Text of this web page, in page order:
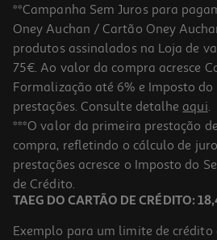
Figura Minix One Piece Zoro Roronoa -
14.99 €/un
14,99 €
**Campanha Sem Juros para
Oney Auchan / Cartão Oney
produtos assinalados na Loja de
75€. Ao valor da compra acresce
Formalização até 6% e Imposto
prestações. Consulte detalhe aqui.
***O valor da primeira prestação
compra, refletindo o cálculo de
prestações acresce o Imposto do
de Crédito.
TAEG DO CARTÃO DE CRÉDITO:
Exemplo para um limite de crédito